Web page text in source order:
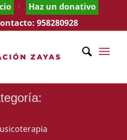
Haz un donativo
958280928